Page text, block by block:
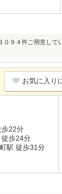
９４件ご用意して
お気に入り
歩22分
歩24分
駅 徒歩31分